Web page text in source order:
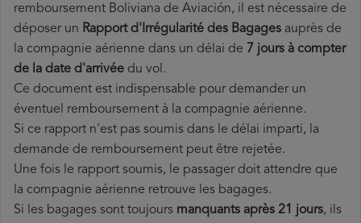
remboursement Boliviana de Aviación, il est nécessaire de
déposer un Rapport d'Irrégularité des Bagages auprès de
la compagnie aérienne dans un délai de 7 jours à compter
de la date d'arrivée du vol.
Ce document est indispensable pour demander un
éventuel remboursement à la compagnie aérienne.
Si ce rapport n'est pas soumis dans le délai imparti, la
demande de remboursement peut être rejetée.
Une fois le rapport soumis, le passager doit attendre que
la compagnie aérienne retrouve les bagages.
Si les bagages sont toujours manquants après 21 jours, ils